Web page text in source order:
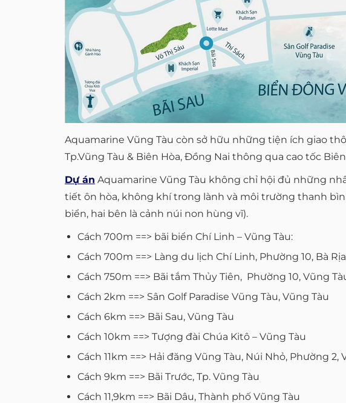
Aquamarine Vũng Tàu còn sở hữu những tiện ích giao
Tp.Vũng Tàu & Biên Hòa, Đồng Nai thông qua cao tốc
Dự án Aquamarine Vũng Tàu không chỉ hội đủ những
tiết ôn hòa, không khí trong lành và môi trường thanh
biển, hai bên là cảnh núi non hùng vĩ).
Cách 700m ==> bãi biển Chí Linh – Vũng Tàu:
Cách 700m ==> Làng du lịch Chí Linh, Phường 10, Bà
Cách 750m ==> Bãi tắm Thủy Tiên, Phường 10, Vũng
Cách 2km ==> Sân Golf Paradise Vũng Tàu, Vũng Tàu
Cách 6km ==> Bãi Sau, Vũng Tàu
Cách 10km ==> Tượng đài Chúa Kitô – Vũng Tàu
Cách 11km ==> Hải đăng Vũng Tàu, Núi Nhỏ, Phường 2,
Cách 9km ==> Bãi Trước, Tp. Vũng Tàu
Cách 11,9km ==> Bãi Dâu, Thành phố Vũng Tàu